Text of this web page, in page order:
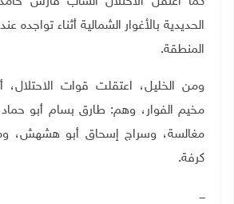
الحديدية بالأغوار الشمالية أثناء تواجده
المنطقة.
ومن الخليل، اعتقلت قوات الاحتلال،
مخيم الفوار، وهم: طارق بسام أبو
مغالسة، وسراج إسحاق أبو هشهش،
كرفة.
ـــ